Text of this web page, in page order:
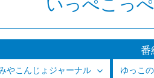
いっぺこっ
番
やこんじょジャーナル ゆっこ